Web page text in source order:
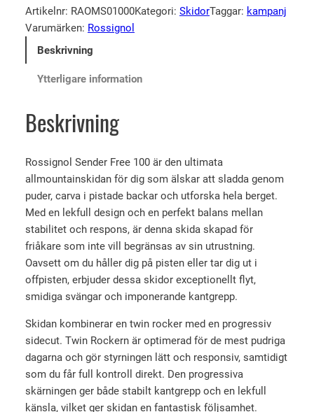
i
g
a
p
i
s
t
v
a
r
:
9
1
0
k
r
.
p
r
s
:
6
4
9
0
k
.
s
s
S
n
d
e
r
F
r
e
e
1
0
+
S
P
X
Artikelnr: RAOMS01000Kategori: SkidorTaggar: kampanj
Varumärken: Rossignol
Beskrivning
Ytterligare information
Beskrivning
Rossignol Sender Free 100 är den ultimata
allmountainskidan för dig som älskar att sladda genom
puder, carva i pistade backar och utforska hela berget.
Med en lekfull design och en perfekt balans mellan
stabilitet och respons, är denna skida skapad för
friåkare som inte vill begränsas av sin utrustning.
Oavsett om du håller dig på pisten eller tar dig ut i
offpisten, erbjuder dessa skidor exceptionellt flyt,
smidiga svängar och imponerande kantgrepp.
Skidan kombinerar en twin rocker med en progressiv
sidecut. Twin Rockern är optimerad för de mest pudriga
dagarna och gör styrningen lätt och responsiv, samtidigt
som du får full kontroll direkt. Den progressiva
skärningen ger både stabilt kantgrepp och en lekfull
känsla, vilket ger skidan en fantastisk följsamhet.